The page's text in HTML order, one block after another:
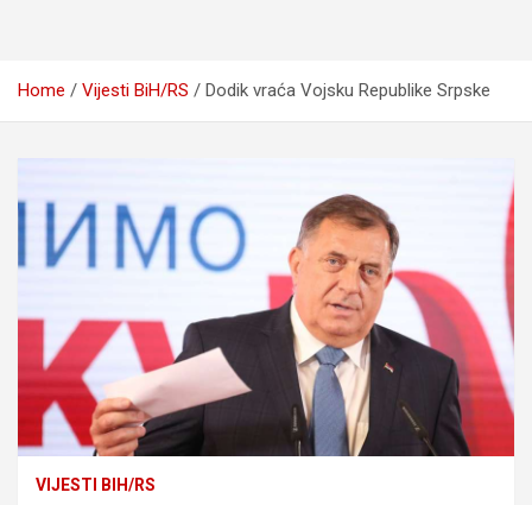
Home Vijesti BiH/RS Dodik vraća Vojsku Republike Srpske
VIJESTI BIH/RS